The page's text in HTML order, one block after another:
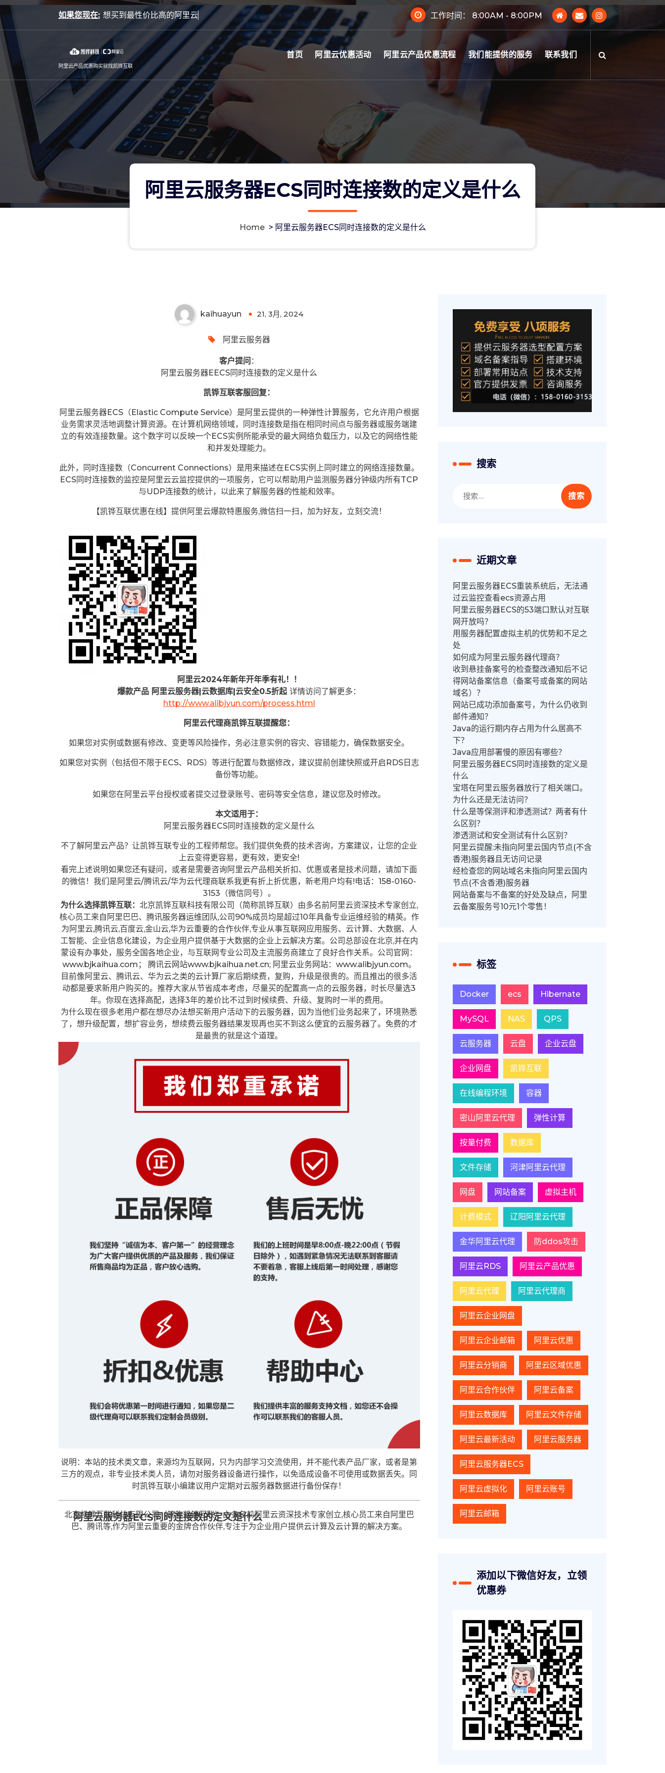
Skip
to
content
如果您现在: 工作时间： 8:00AM - 8:00PM
阿里云产品优惠购买就找凯铧互联
首页 阿里云优惠活动 阿里云产品优惠流程 我们能提供的服务 联系我们
阿里云服务器ECS同时连接数的定义是什么
Home> 阿里云服务器ECS同时连接数的定义是什么
kaihuayun 21, 3月, 2024
阿里云服务器
阿里云服务器ECS同时连接数的定义是什么
客户提问 ：
阿里云服务器EECS同时连接数的定义是什么
凯铧互联客服回复：
阿里云服务器ECS（Elastic Compute Service）是阿里云提供的一种弹性计算服务，它允许用户根据
业务需求灵活地调整计算资源。在计算机网络领域，同时连接数是指在相同时间点与服务器或服务端建
立的有效连接数量。这个数字可以反映一个ECS实例所能承受的最大网络负载压力，以及它的网络性能
和并发处理能力。
此外，同时连接数（Concurrent Connections）是用来描述在ECS实例上同时建立的网络连接数量。
ECS同时连接数的监控是阿里云云监控提供的一项服务，它可以帮助用户监测服务器分钟级内所有TCP
与UDP连接数的统计，以此来了解服务器的性能和效率。
【凯铧互联优惠在线】提供阿里云爆款特惠服务,微信扫一扫，加为好友，立刻交流！
阿里云2024年新年开年季有礼！！
爆款产品 阿里云服务器|云数据库|云安全0.5折起详情访问了解更多：
http://www.alibjyun.com/process.html
阿里云代理商凯铧互联提醒您：
如果您对实例或数据有修改、变更等风险操作，务必注意实例的容灾、容错能力，确保数据安全。
如果您对实例（包括但不限于ECS、RDS）等进行配置与数据修改，建议提前创建快照或开启RDS日志
备份等功能。
如果您在阿里云平台授权或者提交过登录账号、密码等安全信息，建议您及时修改。
本文适用于：
阿里云服务器ECS同时连接数的定义是什么
不了解阿里云产品？让凯铧互联专业的工程师帮您。我们提供免费的技术咨询，方案建议，让您的企业
上云变得更容易，更有效，更安全!
看完上述说明如果您还有疑问，或者是需要咨询阿里云产品相关折扣、优惠或者是技术问题，请加下面
的微信！我们是阿里云/腾讯云/华为云代理商联系我更有折上折优惠，新老用户均有!电话：158-0160-
3153（微信同号）。
为什么选择凯铧互联： 北京凯铧互联科技有限公司（简称凯铧互联）由多名前阿里云资深技术专家创立,
核心员工来自阿里巴巴、腾讯服务器运维团队,公司90%成员均是超过10年具备专业运维经验的精英。作
为阿里云,腾讯云,百度云,金山云,华为云重要的合作伙伴,专业从事互联网应用服务、云计算、大数据、人
工智能、企业信息化建设，为企业用户提供基于大数据的企业上云解决方案。公司总部设在北京,并在内
蒙设有办事处，服务全国各地企业，与互联网专业公司及主流服务商建立了良好合作关系。公司官网：
www.bjkaihua.com； 腾讯云网站www.bjkaihua.net.cn; 阿里云业务网站：www.alibjyun.com。
目前像阿里云、腾讯云、华为云之类的云计算厂家后期续费，复购，升级是很贵的。而且推出的很多活
动都是要求新用户购买的。推荐大家从节省成本考虑，尽量买的配置高一点的云服务器，时长尽量选3
年。你现在选择高配，选择3年的差价比不过到时候续费、升级、复购时一半的费用。
为什么现在很多老用户都在想尽办法想买新用户活动下的云服务器，因为当他们业务起来了，环境熟悉
了，想升级配置，想扩容业务，想续费云服务器结果发现再也买不到这么便宜的云服务器了。免费的才
是最贵的就是这个道理。
说明：本站的技术类文章，来源均为互联网，只为内部学习交流使用，并不能代表产品厂家，或者是第
三方的观点，非专业技术类人员，请勿对服务器设备进行操作，以免造成设备不可使用或数据丢失。同
时凯铧互联小编建议用户定期对云服务器数据进行备份保存！
北京凯铧互联科技有限公司（简称凯铧互联）由多名前阿里云资深技术专家创立,核心员工来自阿里巴
巴、腾讯等,作为阿里云重要的金牌合作伙伴,专注于为企业用户提供云计算及云计算的解决方案。
搜索
索：
近期文章
阿里云服务器ECS重装系统后，无法通
过云监控查看ecs资源占用
阿里云服务器ECS的53端口默认对互联
网开放吗？
用服务器配置虚拟主机的优势和不足之
处
如何成为阿里云服务器代理商？
收到悬挂备案号的检查整改通知后不记
得网站备案信息（备案号或备案的网站
域名）？
网站已成功添加备案号，为什么仍收到
邮件通知？
Java的运行期内存占用为什么居高不
下？
Java应用部署慢的原因有哪些？
阿里云服务器ECS同时连接数的定义是
什么
宝塔在阿里云服务器放行了相关端口。
为什么还是无法访问？
什么是等保测评和渗透测试？两者有什
么区别？
渗透测试和安全测试有什么区别？
阿里云提醒:未指向阿里云国内节点(不含
香港)服务器且无访问记录
经检查您的网站域名未指向阿里云国内
节点(不含香港)服务器
网站备案与不备案的好处及缺点，阿里
云备案服务号10元1个零售！
标签
Docker ecs Hibernate
MySQL NAS QPS
云服务器 云盘 企业云盘
企业网盘 凯铧互联
在线编程环境 容器
密山阿里云代理 弹性计算
按量付费 数据库
文件存储 河津阿里云代理
网盘 网站备案 虚拟主机
计费模式 辽阳阿里云代理
金华阿里云代理 防ddos攻击
阿里云RDS 阿里云产品优惠
阿里云代理 阿里云代理商
阿里云企业网盘
阿里云企业邮箱 阿里云优惠
阿里云分销商 阿里云区域优惠
阿里云合作伙伴 阿里云备案
阿里云数据库 阿里云文件存储
阿里云最新活动 阿里云服务器
阿里云服务器ECS
阿里云虚拟化 阿里云账号
阿里云邮箱
添加以下微信好友，立领
优惠券